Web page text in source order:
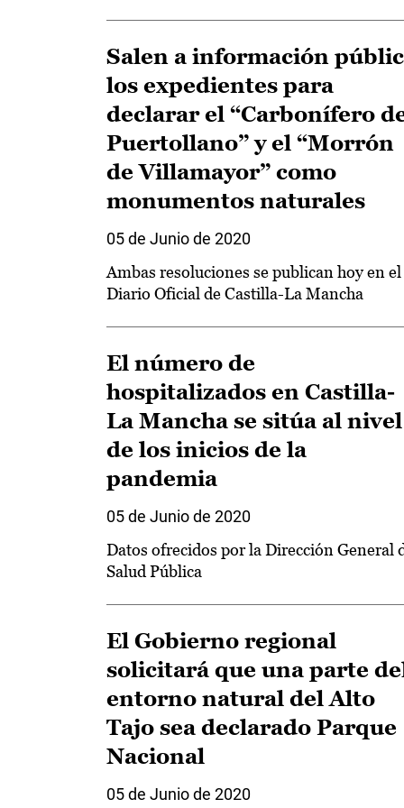
Salen a información
los expedientes para
declarar el “Carbonífero
Puertollano” y el “Morrón
de Villamayor” como
monumentos naturales
05 de Junio de 2020
Ambas resoluciones se publican hoy en el
Diario Oficial de Castilla-La Mancha
El número de
hospitalizados en Castilla-
La Mancha se sitúa al nivel
de los inicios de la
pandemia
05 de Junio de 2020
Datos ofrecidos por la Dirección General
Salud Pública
El Gobierno regional
solicitará que una parte
entorno natural del Alto
Tajo sea declarado Parque
Nacional
05 de Junio de 2020